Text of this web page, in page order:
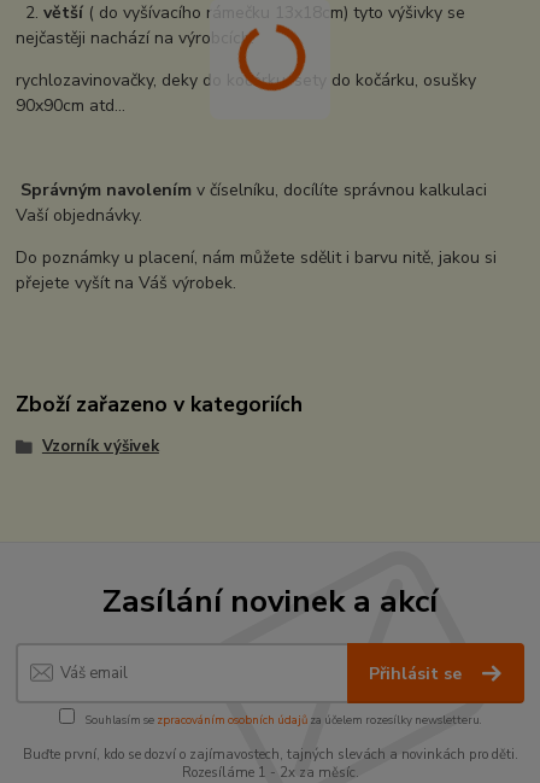
2.větší ( do vyšívacího rámečku 13x18cm) tyto výšivky se
nejčastěji nachází na výrobcích:
rychlozavinovačky, deky do kočárku, sety do kočárku, osušky
90x90cm atd...
Správným navolením v číselníku, docílíte správnou kalkulaci
Vaší objednávky.
Do poznámky u placení, nám můžete sdělit i barvu nitě, jakou si
přejete vyšít na Váš výrobek.
Zboží zařazeno v kategoriích
Vzorník výšivek
Zasílání novinek a akcí
Přihlásit se
Souhlasím se zpracováním osobních údajůza účelem rozesílky newsletteru.
Buďte první, kdo se dozví o zajímavostech, tajných slevách a novinkách pro děti.
Rozesíláme 1 - 2x za měsíc.